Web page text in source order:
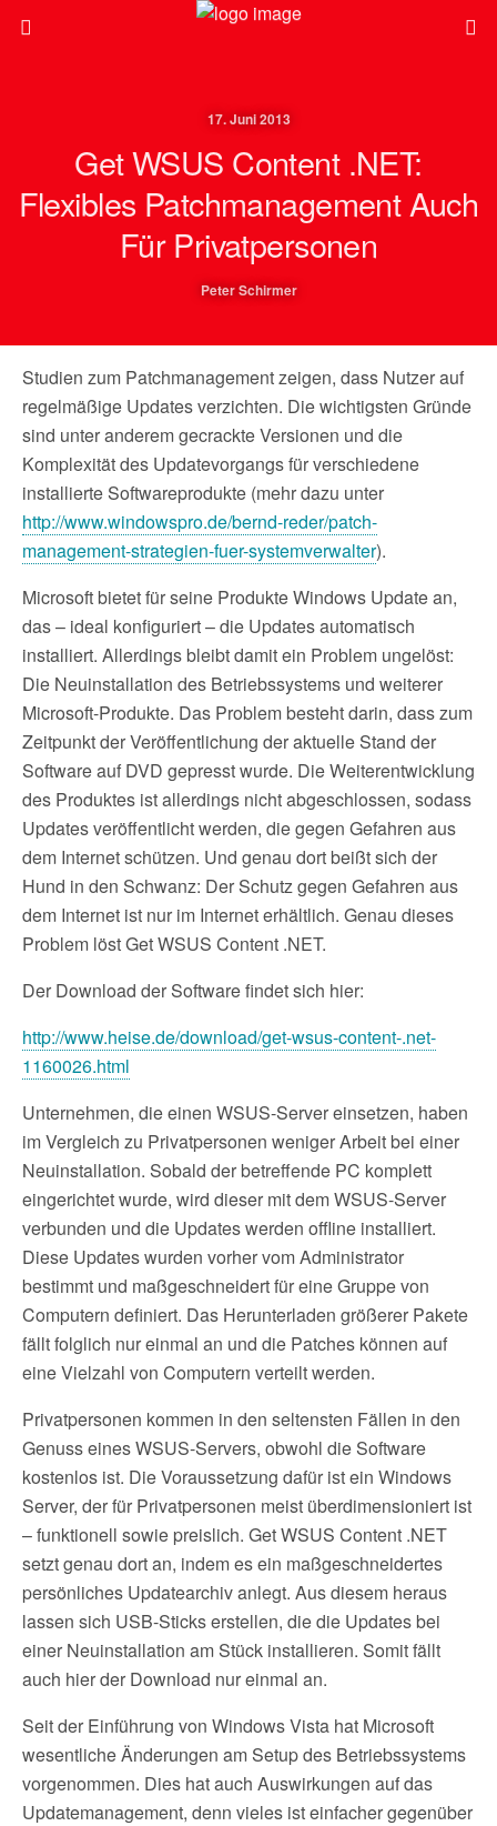
17. Juni 2013
Get WSUS Content .NET:
Flexibles Patchmanagement Auch
Für Privatpersonen
Peter Schirmer
Studien zum Patchmanagement zeigen, dass Nutzer auf
regelmäßige Updates verzichten. Die wichtigsten Gründe
sind unter anderem gecrackte Versionen und die
Komplexität des Updatevorgangs für verschiedene
installierte Softwareprodukte (mehr dazu unter
http://www.windowspro.de/bernd-reder/patch-
management-strategien-fuer-systemverwalter).
Microsoft bietet für seine Produkte Windows Update an,
das – ideal konfiguriert – die Updates automatisch
installiert. Allerdings bleibt damit ein Problem ungelöst:
Die Neuinstallation des Betriebssystems und weiterer
Microsoft-Produkte. Das Problem besteht darin, dass zum
Zeitpunkt der Veröffentlichung der aktuelle Stand der
Software auf DVD gepresst wurde. Die Weiterentwicklung
des Produktes ist allerdings nicht abgeschlossen, sodass
Updates veröffentlicht werden, die gegen Gefahren aus
dem Internet schützen. Und genau dort beißt sich der
Hund in den Schwanz: Der Schutz gegen Gefahren aus
dem Internet ist nur im Internet erhältlich. Genau dieses
Problem löst Get WSUS Content .NET.
Der Download der Software findet sich hier:
http://www.heise.de/download/get-wsus-content-.net-
1160026.html
Unternehmen, die einen WSUS-Server einsetzen, haben
im Vergleich zu Privatpersonen weniger Arbeit bei einer
Neuinstallation. Sobald der betreffende PC komplett
eingerichtet wurde, wird dieser mit dem WSUS-Server
verbunden und die Updates werden offline installiert.
Diese Updates wurden vorher vom Administrator
bestimmt und maßgeschneidert für eine Gruppe von
Computern definiert. Das Herunterladen größerer Pakete
fällt folglich nur einmal an und die Patches können auf
eine Vielzahl von Computern verteilt werden.
Privatpersonen kommen in den seltensten Fällen in den
Genuss eines WSUS-Servers, obwohl die Software
kostenlos ist. Die Voraussetzung dafür ist ein Windows
Server, der für Privatpersonen meist überdimensioniert ist
– funktionell sowie preislich. Get WSUS Content .NET
setzt genau dort an, indem es ein maßgeschneidertes
persönliches Updatearchiv anlegt. Aus diesem heraus
lassen sich USB-Sticks erstellen, die die Updates bei
einer Neuinstallation am Stück installieren. Somit fällt
auch hier der Download nur einmal an.
Seit der Einführung von Windows Vista hat Microsoft
wesentliche Änderungen am Setup des Betriebssystems
vorgenommen. Dies hat auch Auswirkungen auf das
Updatemanagement, denn vieles ist einfacher gegenüber